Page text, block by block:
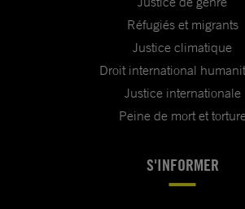
Réfugiés et migrants
Justice climatique
Droit international
Justice internationale
Peine de mort et
S'INFORMER